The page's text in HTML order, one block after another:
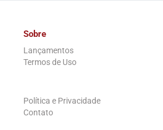
Sobre
Lançamentos
Termos de Uso
Política e Privacidade
Contato